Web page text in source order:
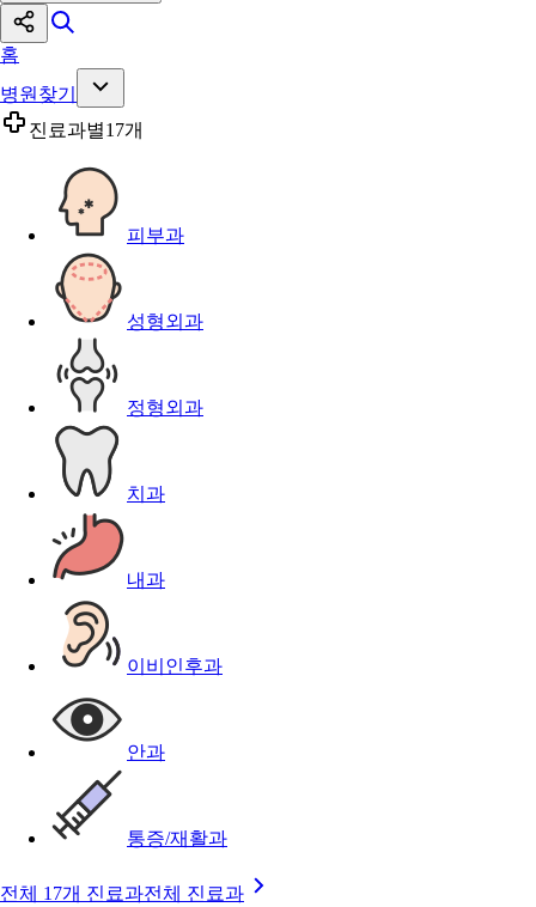
홈
병원찾기
진료과별17개
피부과
성형외과
정형외과
치과
내과
이비인후과
안과
통증/재활과
전체 17개 진료과전체 진료과